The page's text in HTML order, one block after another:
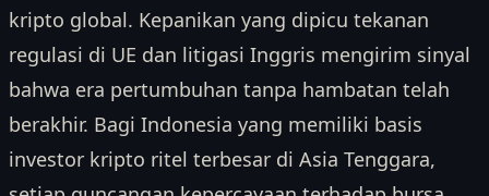
kripto global. Kepanikan yang dipicu tekanan
regulasi di UE dan litigasi Inggris mengirim sinyal
bahwa era pertumbuhan tanpa hambatan telah
berakhir. Bagi Indonesia yang memiliki basis
investor kripto ritel terbesar di Asia Tenggara,